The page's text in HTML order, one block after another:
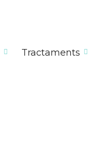
Tractaments